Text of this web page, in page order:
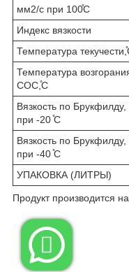
мм2/с при 100̊C
Индекс вязкости
Температура
Температура
COC,̊C
Вязкость по Брукфилду,
при -20 ̊C
Вязкость по Брукфилду,
при -40 ̊C
УПАКОВКА (ЛИТРЫ)
Продукт производится
